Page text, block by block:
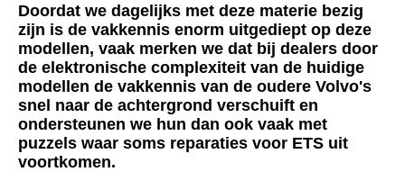
Doordat we dagelijks met deze materie bezig
zijn is de vakkennis enorm uitgediept op deze
modellen, vaak merken we dat bij dealers door
de elektronische complexiteit van de huidige
modellen de vakkennis van de oudere Volvo's
snel naar de achtergrond verschuift en
ondersteunen we hun dan ook vaak met
puzzels waar soms reparaties voor ETS uit
voortkomen.